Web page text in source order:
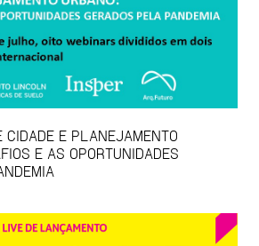
E PLANEJAMENTO
E AS OPORTUNIDADES